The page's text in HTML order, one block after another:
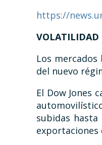
https://
VOLATILIDAD
Los
del nuevo
El Dow Jones
subidas
exportaciones